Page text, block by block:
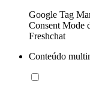
Google Tag
Consent Mode
Freshchat
Conteúdo